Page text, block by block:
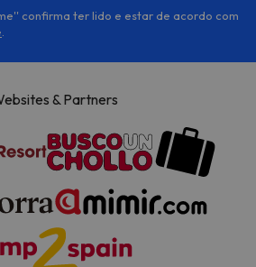
confirma ter lido e estar de acordo com
& Partners